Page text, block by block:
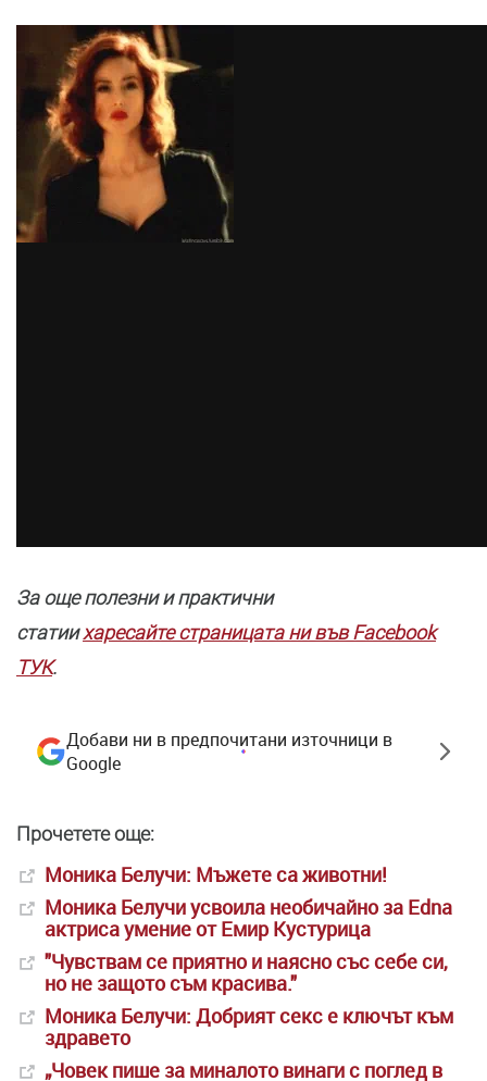
За още полезни и практични
статиихаресайте страницата ни във Facebook
ТУК.
Добави ни в предпочитани източници в
Google
Прочетете още:
Моника Белучи: Мъжете са животни!
Моника Белучи усвоила необичайно за Edna
актриса умение от Емир Кустурица
"Чувствам се приятно и наясно със себе си,
но не защото съм красива."
Моника Белучи: Добрият секс е ключът към
здравето
„Човек пише за миналото винаги с поглед в